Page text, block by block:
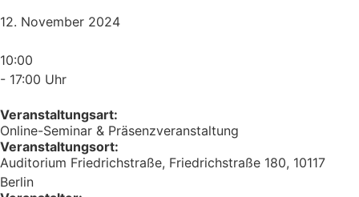
12. November 2024
10:00
- 17:00 Uhr
Veranstaltungsart:
Online-Seminar & Präsenzveranstaltung
Veranstaltungsort:
Auditorium Friedrichstraße, Friedrichstraße 180, 10117
Berlin